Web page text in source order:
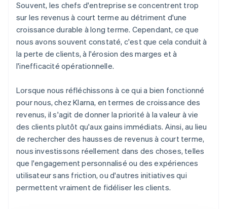
Souvent, les chefs d'entreprise se concentrent trop
sur les revenus à court terme au détriment d'une
croissance durable à long terme. Cependant, ce que
nous avons souvent constaté, c'est que cela conduit à
la perte de clients, à l'érosion des marges et à
l'inefficacité opérationnelle.
Lorsque nous réfléchissons à ce qui a bien fonctionné
pour nous, chez Klarna, en termes de croissance des
revenus, il s'agit de donner la priorité à la valeur à vie
des clients plutôt qu'aux gains immédiats. Ainsi, au lieu
de rechercher des hausses de revenus à court terme,
nous investissons réellement dans des choses, telles
que l'engagement personnalisé ou des expériences
utilisateur sans friction, ou d'autres initiatives qui
permettent vraiment de fidéliser les clients.